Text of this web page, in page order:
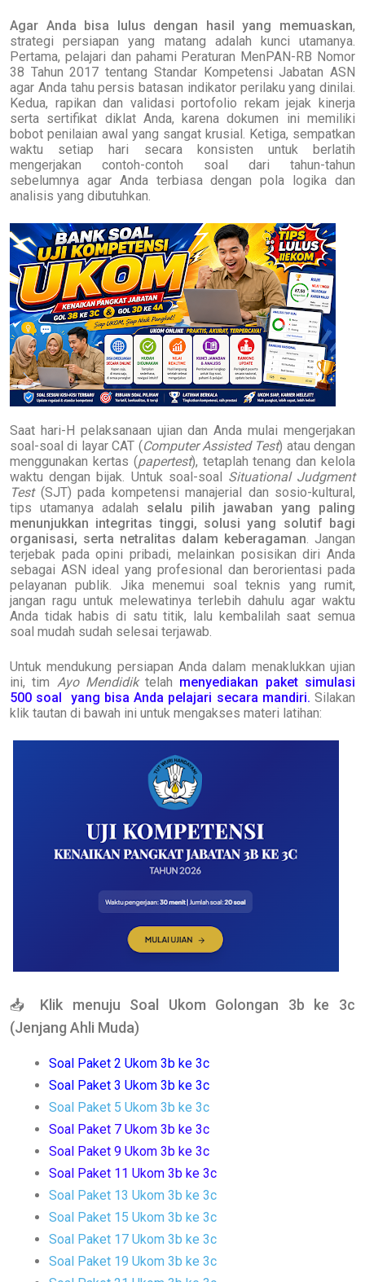
Agar Anda bisa lulus dengan hasil yang memuaskan,
strategi persiapan yang matang adalah kunci utamanya.
Pertama, pelajari dan pahami Peraturan MenPAN-RB Nomor
38 Tahun 2017 tentang Standar Kompetensi Jabatan ASN
agar Anda tahu persis batasan indikator perilaku yang dinilai.
Kedua, rapikan dan validasi portofolio rekam jejak kinerja
serta sertifikat diklat Anda, karena dokumen ini memiliki
bobot penilaian awal yang sangat krusial. Ketiga, sempatkan
waktu setiap hari secara konsisten untuk berlatih
mengerjakan contoh-contoh soal dari tahun-tahun
sebelumnya agar Anda terbiasa dengan pola logika dan
analisis yang dibutuhkan.
Saat hari-H pelaksanaan ujian dan Anda mulai mengerjakan
soal-soal di layar CAT (Computer Assisted Test) atau dengan
menggunakan kertas (papertest), tetaplah tenang dan kelola
waktu dengan bijak. Untuk soal-soal Situational Judgment
Test(SJT) pada kompetensi manajerial dan sosio-kultural,
tips utamanya adalah selalu pilih jawaban yang paling
menunjukkan integritas tinggi, solusi yang solutif bagi
organisasi, serta netralitas dalam keberagaman. Jangan
terjebak pada opini pribadi, melainkan posisikan diri Anda
sebagai ASN ideal yang profesional dan berorientasi pada
pelayanan publik. Jika menemui soal teknis yang rumit,
jangan ragu untuk melewatinya terlebih dahulu agar waktu
Anda tidak habis di satu titik, lalu kembalilah saat semua
soal mudah sudah selesai terjawab.
Untuk mendukung persiapan Anda dalam menaklukkan ujian
ini, tim Ayo Mendidiktelah menyediakan paket simulasi
500 soal yang bisa Anda pelajari secara mandiri. Silakan
klik tautan di bawah ini untuk mengakses materi latihan:
📥
Klik menuju Soal Ukom Golongan 3b ke 3c
(Jenjang Ahli Muda)
Soal Paket 2 Ukom 3b ke 3c
Soal Paket 3 Ukom 3b ke 3c
Soal Paket 5 Ukom 3b ke 3c
Soal Paket 7 Ukom 3b ke 3c
Soal Paket 9 Ukom 3b ke 3c
Soal Paket 11 Ukom 3b ke 3c
Soal Paket 13 Ukom 3b ke 3c
Soal Paket 15 Ukom 3b ke 3c
Soal Paket 17 Ukom 3b ke 3c
Soal Paket 19 Ukom 3b ke 3c